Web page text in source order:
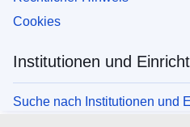
Cookies
Institutionen und
Suche nach Institutionen und